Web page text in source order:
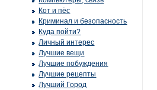
Кот и пёс
Криминал и безопасность
Куда пойти?
Личный интерес
Лучшие вещи
Лучшие побуждения
Лучшие рецепты
Лучший Город